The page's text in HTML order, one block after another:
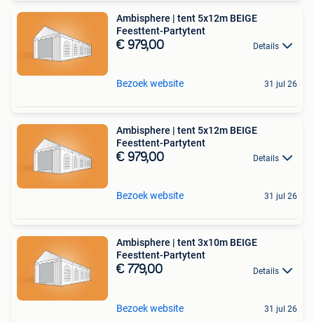
Ambisphere | tent 5x12m BEIGE
Feesttent-Partytent
€ 979,00 Details
Bezoek website 31 jul 26
Ambisphere | tent 5x12m BEIGE
Feesttent-Partytent
€ 979,00 Details
Bezoek website 31 jul 26
Ambisphere | tent 3x10m BEIGE
Feesttent-Partytent
€ 779,00 Details
Bezoek website 31 jul 26